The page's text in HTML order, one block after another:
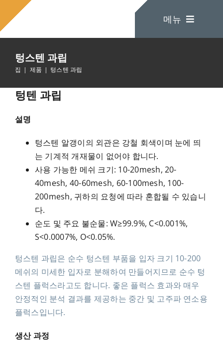
츠
뛰
메뉴
문의하기
텅스텐 과립
집 제품 텅스텐 과립
텅텐 과립
설명
텅스텐 알갱이의 외관은 강철 회색이며 눈에 띄
는 기계적 개재물이 없어야 합니다.
사용 가능한 메쉬 크기: 10-20mesh, 20-
40mesh, 40-60mesh, 60-100mesh, 100-
200mesh, 귀하의 요청에 따라 혼합될 수 있습니
다.
순도 및 주요 불순물: W≥99.9%, C<0.001%,
S<0.0007%, O<0.05%.
텅스텐 과립은 순수 텅스텐 부품을 입자 크기 10-200
메쉬의 미세한 입자로 분해하여 만들어지므로 순수 텅
스텐 플럭스라고도 합니다. 좋은 플럭스 효과와 매우
안정적인 분석 결과를 제공하는 중간 및 고주파 연소용
플럭스입니다.
생산 과정